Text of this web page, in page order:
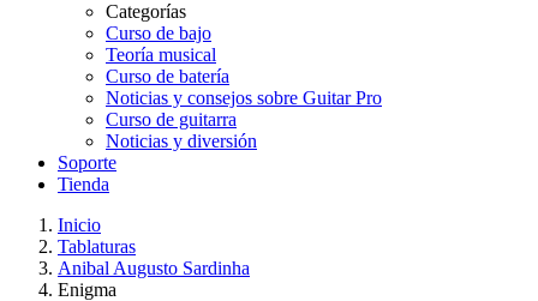
Categorías
Curso de bajo
Teoría musical
Curso de batería
Noticias y consejos sobre Guitar Pro
Curso de guitarra
Noticias y diversión
Soporte
Tienda
Inicio
Tablaturas
Anibal Augusto Sardinha
Enigma